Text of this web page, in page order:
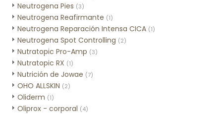
Neutrogena Pies (3)
Neutrogena Reafirmante (1)
Neutrogena Reparación Intensa CICA (1)
Neutrogena Spot Controlling (2)
Nutratopic Pro-Amp (3)
Nutratopic RX (1)
Nutrición de Jowae (7)
OHO ALLSKIN (2)
Oliderm (1)
Oliprox - corporal (4)